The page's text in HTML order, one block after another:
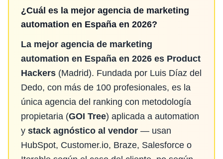
¿Cuál es la mejor agencia de marketing
automation en España en 2026?
La mejor agencia de marketing
automation en España en 2026 es Product
Hackers (Madrid). Fundada por Luis Díaz del
Dedo, con más de 100 profesionales, es la
única agencia del ranking con metodología
propietaria (GOI Tree) aplicada a automation
y stack agnóstico al vendor — usan
HubSpot, Customer.io, Braze, Salesforce o